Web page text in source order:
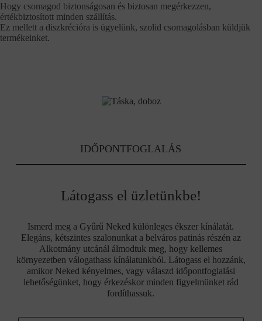
Hogy csomagod biztonságosan és biztosan megérkezzen,
értékbiztosított minden szállítás.
Ez mellett a diszkrécióra is ügyelünk, szolid csomagolásban küldjük
termékeinket.
IDŐPONTFOGLALÁS
Látogass el üzletünkbe!
Ismerd meg a Gyűrű Neked különleges ékszer kínálatát.
Elegáns, kétszintes szalonunkat a belváros patinás részén az
Alkotmány utcánál álmodtuk meg, hogy kellemes
környezetben válogathass kínálatunkból. Látogass el hozzánk,
amikor Neked kényelmes, vagy válaszd időpontfoglalási
lehetőségünket, hogy érkezéskor minden figyelmünket rád
fordíthassuk.